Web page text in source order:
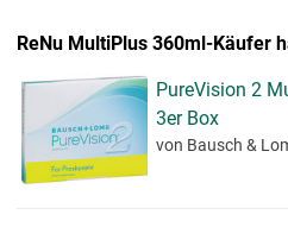
ReNu MultiPlus 360ml-Käufer
PureVision 2
3er Box
von Bausch &